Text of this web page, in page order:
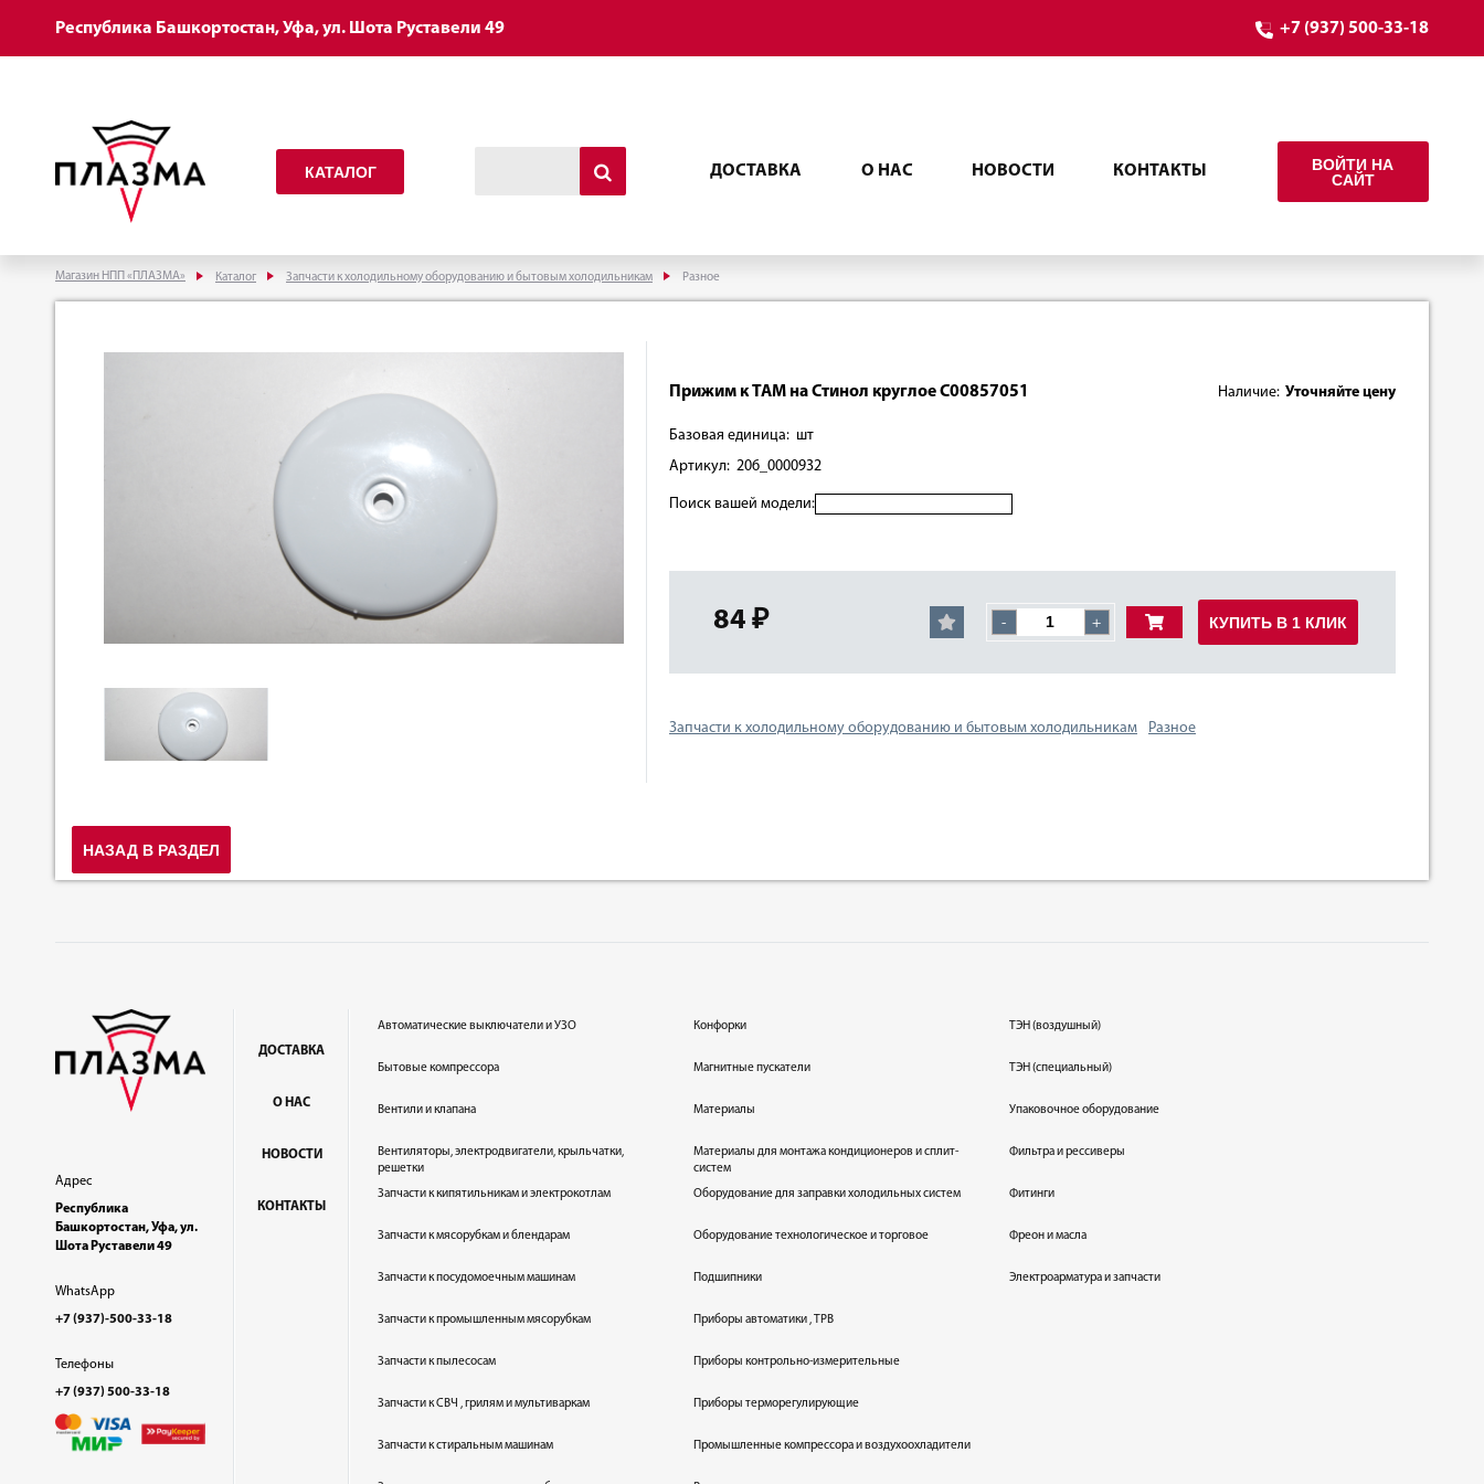
Республика Башкортостан, Уфа, ул. Шота Руставели 49 +7 (937) 500-33-18
КАТАЛОГ ДОСТАВКА О НАС НОВОСТИ КОНТАКТЫ
ВОЙТИ НА
САЙТ
Магазин НПП «ПЛАЗМА» Каталог Запчасти к холодильному оборудованию и бытовым холодильникам Разное
Прижим к ТАМ на Стинол круглое C00857051 Наличие: Уточняйте цену
Базовая единица: шт
Артикул: 206_0000932
Поиск вашей модели:
84 ₽ - + КУПИТЬ В 1 КЛИК
Запчасти к холодильному оборудованию и бытовым холодильникам Разное
НАЗАД В РАЗДЕЛ
Адрес
Республика
Башкортостан, Уфа, ул.
Шота Руставели 49
WhatsApp
+7 (937)-500-33-18
Телефоны
+7 (937) 500-33-18
ДОСТАВКА
О НАС
НОВОСТИ
КОНТАКТЫ
Автоматические выключатели и УЗО
Бытовые компрессора
Вентили и клапана
Вентиляторы, электродвигатели, крыльчатки,
решетки
Запчасти к кипятильникам и электрокотлам
Запчасти к мясорубкам и блендарам
Запчасти к посудомоечным машинам
Запчасти к промышленным мясорубкам
Запчасти к пылесосам
Запчасти к СВЧ , грилям и мультиваркам
Запчасти к стиральным машинам
Конфорки
Магнитные пускатели
Материалы
Материалы для монтажа кондиционеров и сплит-
систем
Оборудование для заправки холодильных систем
Оборудование технологическое и торговое
Подшипники
Приборы автоматики , ТРВ
Приборы контрольно-измерительные
Приборы терморегулирующие
Промышленные компрессора и воздухоохладители
ТЭН (воздушный)
ТЭН (специальный)
Упаковочное оборудование
Фильтра и рессиверы
Фитинги
Фреон и масла
Электроарматура и запчасти